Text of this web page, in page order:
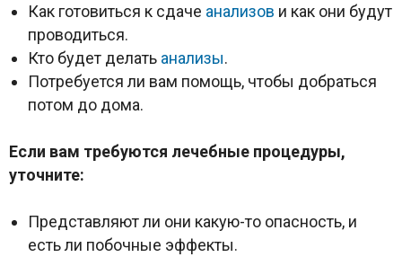
Как готовиться к сдаче анализов и как они будут
проводиться.
Кто будет делать анализы.
Потребуется ли вам помощь, чтобы добраться
потом до дома.
Если вам требуются лечебные процедуры,
уточните:
Представляют ли они какую-то опасность, и
есть ли побочные эффекты.